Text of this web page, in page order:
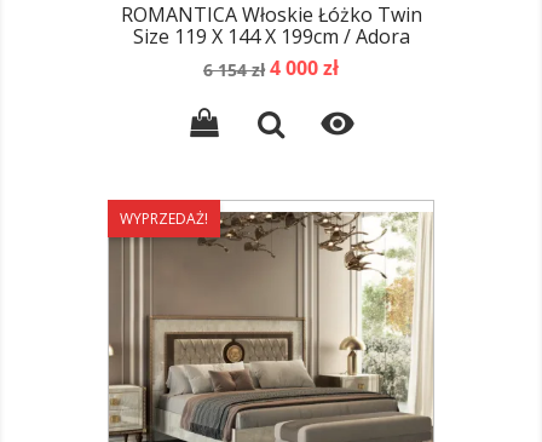
ROMANTICA Włoskie Łóżko Twin
Size 119 X 144 X 199cm / Adora
Cena
6 154 zł Cena
4 000 zł

WYPRZEDAŻ!